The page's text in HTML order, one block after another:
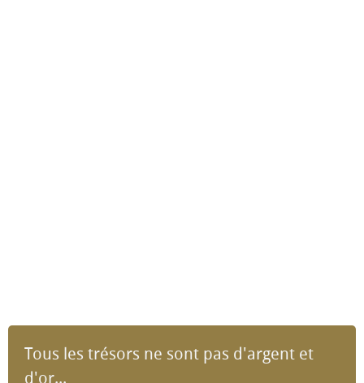
Tous les trésors ne sont pas d'argent et
d'or...